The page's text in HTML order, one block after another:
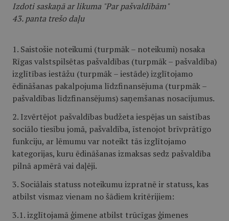
Izdoti saskaņā ar likuma "Par pašvaldībām"
43. panta trešo daļu
1. Saistošie noteikumi (turpmāk – noteikumi) nosaka
Rīgas valstspilsētas pašvaldības (turpmāk – pašvaldība)
izglītības iestāžu (turpmāk – iestāde) izglītojamo
ēdināšanas pakalpojuma līdzfinansējuma (turpmāk –
pašvaldības līdzfinansējums) saņemšanas nosacījumus.
2. Izvērtējot pašvaldības budžeta iespējas un saistības
sociālo tiesību jomā, pašvaldība, īstenojot brīvprātīgo
funkciju, ar lēmumu var noteikt tās izglītojamo
kategorijas, kuru ēdināšanas izmaksas sedz pašvaldība
pilnā apmērā vai daļēji.
3. Sociālais statuss noteikumu izpratnē ir statuss, kas
atbilst vismaz vienam no šādiem kritērijiem:
3.1. izglītojamā ģimene atbilst trūcīgas ģimenes